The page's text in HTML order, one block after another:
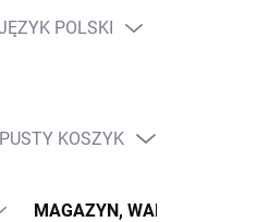
POLSKI
KOSZYK
PUSTY KOSZYK
MAGAZYN, WARSZTAT